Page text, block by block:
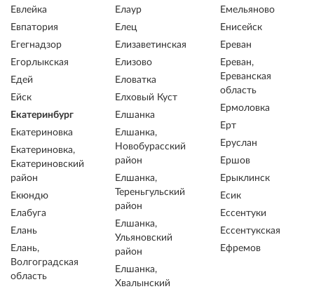
Евлейка
Евпатория
Егегнадзор
Егорлыкская
Едей
Ейск
Екатеринбург
Екатериновка
Екатериновка,
Екатериновский
район
Екюндю
Елабуга
Елань
Елань,
Волгоградская
область
Елаур
Елец
Елизаветинская
Елизово
Еловатка
Елховый Куст
Елшанка
Елшанка,
Новобурасский
район
Елшанка,
Тереньгульский
район
Елшанка,
Ульяновский
район
Елшанка,
Хвалынский
Емельяново
Енисейск
Ереван
Ереван,
Ереванская
область
Ермоловка
Ерт
Еруслан
Ершов
Ерыклинск
Есик
Ессентуки
Ессентукская
Ефремов